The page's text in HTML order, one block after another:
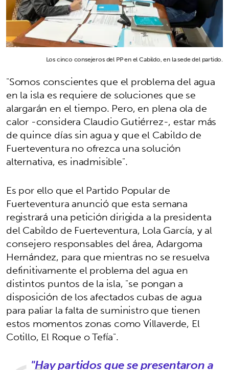
Los cinco consejeros del PP en el Cabildo, en la sede del partido.
"Somos conscientes que el problema del agua
en la isla es requiere de soluciones que se
alargarán en el tiempo. Pero, en plena ola de
calor -considera Claudio Gutiérrez-, estar más
de quince días sin agua y que el Cabildo de
Fuerteventura no ofrezca una solución
alternativa, es inadmisible".
Es por ello que el Partido Popular de
Fuerteventura anunció que esta semana
registrará una petición dirigida a la presidenta
del Cabildo de Fuerteventura, Lola García, y al
consejero responsables del área, Adargoma
Hernández, para que mientras no se resuelva
definitivamente el problema del agua en
distintos puntos de la isla, "se pongan a
disposición de los afectados cubas de agua
para paliar la falta de suministro que tienen
estos momentos zonas como Villaverde, El
Cotillo, El Roque o Tefía".
"Hay partidos que se presentaron a